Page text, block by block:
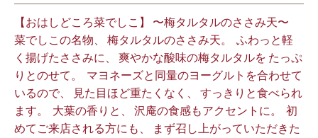
【おはしどころ菜でしこ】 〜梅タルタルのささみ天〜 ⁡
菜でしこの名物、 梅タルタルのささみ天。 ⁡ ふわっと軽
く揚げたささみに、 爽やかな酸味の梅タルタルを たっぷ
りとのせて。 ⁡ マヨネーズと同量のヨーグルトを合わせて
いるので、 見た目ほど重たくなく、 すっきりと食べられ
ます。 ⁡ 大葉の香りと、 沢庵の食感もアクセントに。 ⁡ 初
めてご来店される方にも、 まず召し上がっていただきた